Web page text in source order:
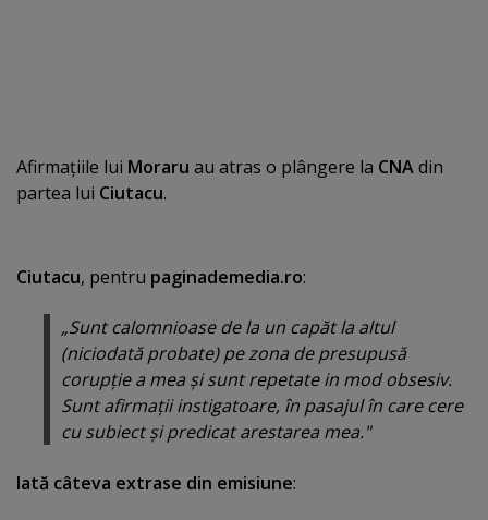
Afirmaţiile lui Moraru au atras o plângere la CNAdin
partea lui Ciutacu.
Ciutacu, pentru paginademedia.ro:
„Sunt calomnioase de la un capăt la altul
(niciodată probate) pe zona de presupusă
corupţie a mea şi sunt repetate in mod obsesiv.
Sunt afirmaţii instigatoare, în pasajul în care cere
cu subiect şi predicat arestarea mea."
Iată câteva extrase din emisiune: